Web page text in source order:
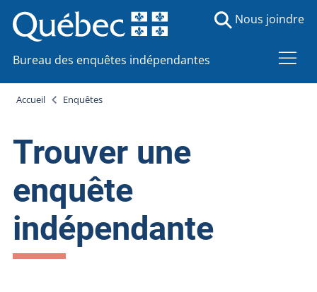
Bureau des enquêtes indépendantes
Nous joindre
Accueil Enquêtes
Trouver une
enquête
indépendante